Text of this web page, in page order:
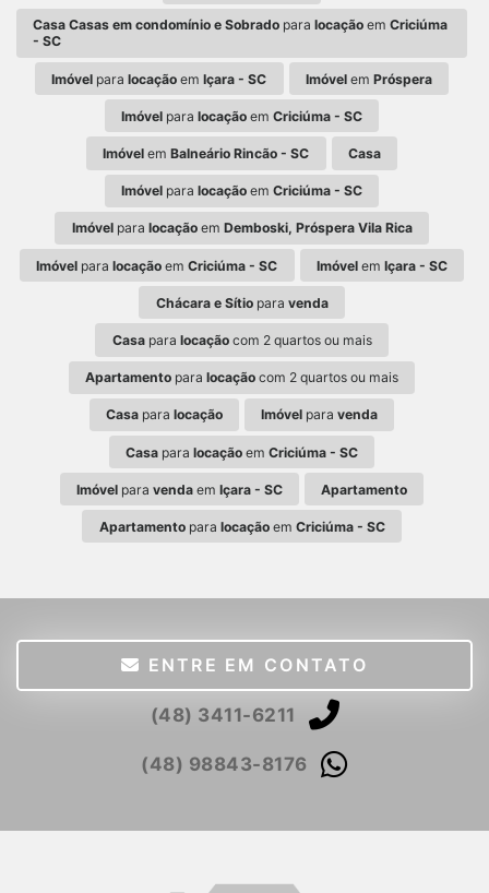
Casa Casas em condomínio e Sobrado paralocação emCriciúma
- SC
Imóvel paralocação emIçara - SC Imóvelem Próspera
Imóvel para locação em Criciúma - SC
Imóvel emBalneário Rincão - SC Casa
Imóvel para locação em Criciúma - SC
Imóvelpara locaçãoem Demboski, Próspera Vila Rica
Imóvel paralocação emCriciúma - SC Imóvelem Içara - SC
Chácara e Sítiopara venda
Casapara locaçãocom 2 quartos ou mais
Apartamento para locação com 2 quartos ou mais
Casapara locação Imóvel paravenda
Casa para locação em Criciúma - SC
Imóvelpara vendaem Içara - SC Apartamento
Apartamentopara locaçãoem Criciúma - SC
ENTRE EM CONTATO
(48) 3411-6211
(48) 98843-8176